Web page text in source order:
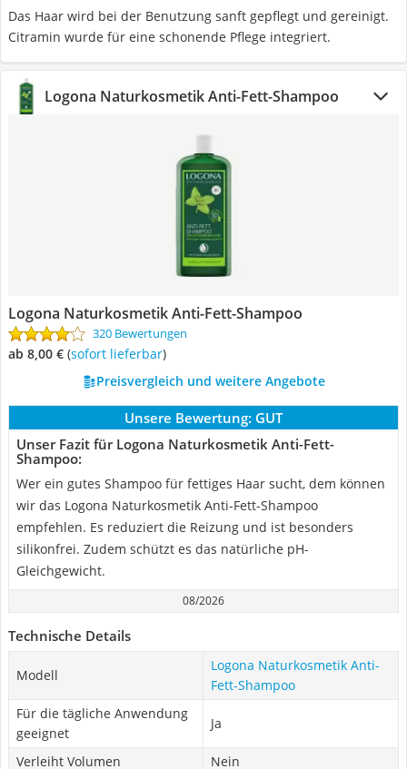
Das Haar wird bei der Benutzung sanft gepflegt und gereinigt.
Citramin wurde für eine schonende Pflege integriert.
Logona Naturkosmetik Anti-Fett-Shampoo
Logona Naturkosmetik Anti-Fett-Shampoo
320 Bewertungen
ab 8,00 € ( Sofort lieferbar)
Preisvergleich und weitere Angebote
Unsere Bewertung: GUT
Unser Fazit für Logona Naturkosmetik Anti-Fett-
Shampoo:
Wer ein gutes Shampoo für fettiges Haar sucht, dem können
wir das Logona Naturkosmetik Anti-Fett-Shampoo
empfehlen. Es reduziert die Reizung und ist besonders
silikonfrei. Zudem schützt es das natürliche pH-
Gleichgewicht.
08/2026
Technische Details
Modell
Logona Naturkosmetik Anti-
Fett-Shampoo
Für die tägliche Anwendung
geeignet
Ja
Verleiht Volumen Nein